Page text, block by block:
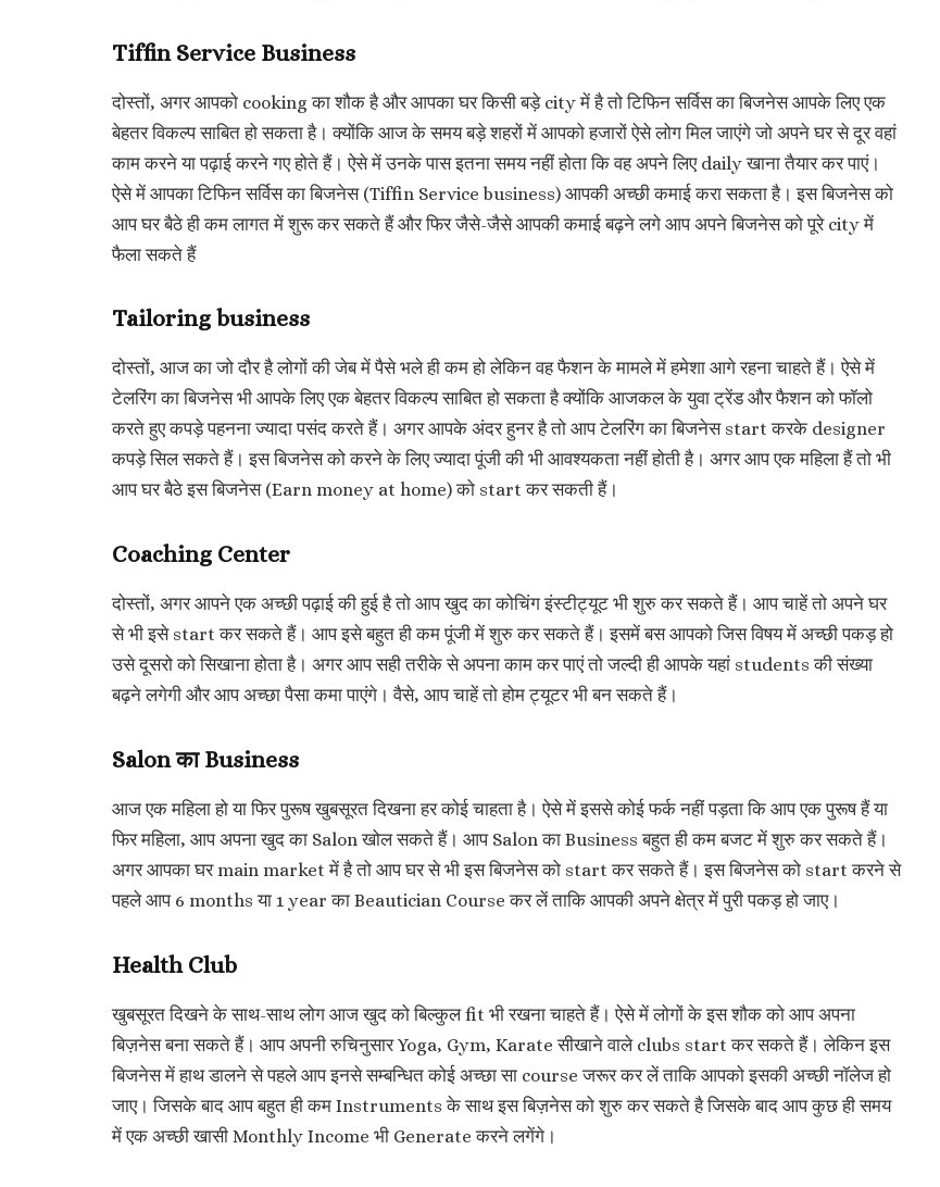
Tiffin Service Business
दोस्तों, अगर आपको cooking का शौक है और आपका घर किसी बड़े city में है तो टिफिन सर्विस का बिजनेस आपके लिए एक
बेहतर विकल्प साबित हो सकता है। क्योंकि आज के समय बड़े शहरों में आपको हजारों ऐसे लोग मिल जाएंगे जो अपने घर से दूर वहां
काम करने या पढ़ाई करने गए होते हैं। ऐसे में उनके पास इतना समय नहीं होता कि वह अपने लिए daily खाना तैयार कर पाएं।
ऐसे में आपका टिफिन सर्विस का बिजनेस (Tiffin Service business) आपकी अच्छी कमाई करा सकता है। इस बिजनेस को
आप घर बैठे ही कम लागत में शुरू कर सकते हैं और फिर जैसे-जैसे आपकी कमाई बढ़ने लगे आप अपने बिजनेस को पूरे city में
फैला सकते हैं
Tailoring business
दोस्तों, आज का जो दौर है लोगों की जेब में पैसे भले ही कम हो लेकिन वह फैशन के मामले में हमेशा आगे रहना चाहते हैं। ऐसे में
टेलरिंग का बिजनेस भी आपके लिए एक बेहतर विकल्प साबित हो सकता है क्योंकि आजकल के युवा ट्रेंड और फैशन को फॉलो
करते हुए कपड़े पहनना ज्यादा पसंद करते हैं। अगर आपके अंदर हुनर है तो आप टेलरिंग का बिजनेस start करके designer
कपड़े सिल सकते हैं। इस बिजनेस को करने के लिए ज्यादा पूंजी की भी आवश्यकता नहीं होती है। अगर आप एक महिला हैं तो भी
आप घर बैठे इस बिजनेस (Earn money at home) को start कर सकती हैं।
Coaching Center
दोस्तों, अगर आपने एक अच्छी पढ़ाई की हुई है तो आप खुद का कोचिंग इंस्टीट्यूट भी शुरु कर सकते हैं। आप चाहें तो अपने घर
से भी इसे start कर सकते हैं। आप इसे बहुत ही कम पूंजी में शुरु कर सकते हैं। इसमें बस आपको जिस विषय में अच्छी पकड़ हो
उसे दूसरो को सिखाना होता है। अगर आप सही तरीके से अपना काम कर पाएं तो जल्दी ही आपके यहां students की संख्या
बढ़ने लगेगी और आप अच्छा पैसा कमा पाएंगे। वैसे, आप चाहें तो होम ट्यूटर भी बन सकते हैं।
Salon का Business
आज एक महिला हो या फिर पुरूष खुबसूरत दिखना हर कोई चाहता है। ऐसे में इससे कोई फर्क नहीं पड़ता कि आप एक पुरूष हैं या
फिर महिला, आप अपना खुद का Salon खोल सकते हैं। आप Salon का Business बहुत ही कम बजट में शुरु कर सकते हैं।
अगर आपका घर main market में है तो आप घर से भी इस बिजनेस को start कर सकते हैं। इस बिजनेस को start करने से
पहले आप 6 months या 1 year का Beautician Course कर लें ताकि आपकी अपने क्षेत्र में पुरी पकड़ हो जाए।
Health Club
खुबसूरत दिखने के साथ-साथ लोग आज खुद को बिल्कुल fit भी रखना चाहते हैं। ऐसे में लोगों के इस शौक को आप अपना
बिज़नेस बना सकते हैं। आप अपनी रुचिनुसार Yoga, Gym, Karate सीखाने वाले clubs start कर सकते हैं। लेकिन इस
बिजनेस में हाथ डालने से पहले आप इनसे सम्बन्धित कोई अच्छा सा course जरूर कर लें ताकि आपको इसकी अच्छी नॉलेज हो
जाए। जिसके बाद आप बहुत ही कम Instruments के साथ इस बिज़नेस को शुरु कर सकते है जिसके बाद आप कुछ ही समय
में एक अच्छी खासी Monthly Income भी Generate करने लगेंगे।